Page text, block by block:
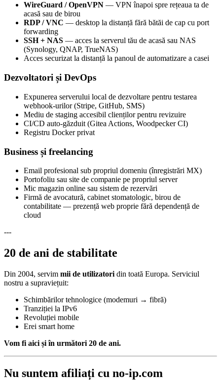
WireGuard / OpenVPN — VPN înapoi spre rețeaua ta de
acasă sau de birou
RDP / VNC — desktop la distanță fără bătăi de cap cu port
forwarding
SSH + NAS — acces la serverul tău de acasă sau NAS
(Synology, QNAP, TrueNAS)
Acces securizat la distanță la panoul de automatizare a casei
Dezvoltatori și DevOps
Expunerea serverului local de dezvoltare pentru testarea
webhook-urilor (Stripe, GitHub, SMS)
Mediu de staging accesibil clienților pentru revizuire
CI/CD auto-găzduit (Gitea Actions, Woodpecker CI)
Registru Docker privat
Business și freelancing
Email profesional sub propriul domeniu (înregistrări MX)
Portofoliu sau site de companie pe propriul server
Mic magazin online sau sistem de rezervări
Firmă de avocatură, cabinet stomatologic, birou de
contabilitate — prezență web proprie fără dependență de
cloud
---
20 de ani de stabilitate
Din 2004, servim mii de utilizatori din toată Europa. Serviciul
nostru a supraviețuit:
Schimbărilor tehnologice (modemuri → fibră)
Tranziției la IPv6
Revoluției mobile
Erei smart home
Vom fi aici și în următori 20 de ani.
Nu suntem afiliați cu no-ip.com